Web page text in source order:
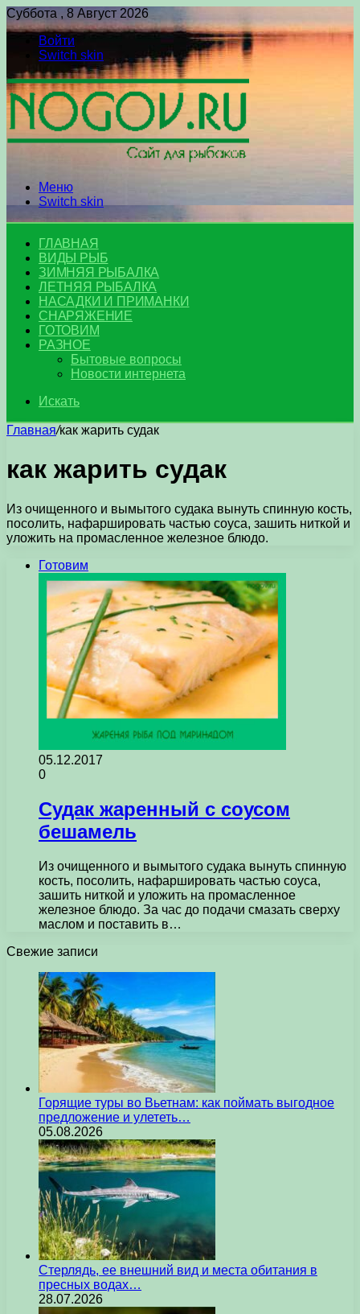
Суббота , 8 Август 2026
Войти
Switch skin
Меню
Switch skin
ГЛАВНАЯ
ВИДЫ РЫБ
ЗИМНЯЯ РЫБАЛКА
ЛЕТНЯЯ РЫБАЛКА
НАСАДКИ И ПРИМАНКИ
СНАРЯЖЕНИЕ
ГОТОВИМ
РАЗНОЕ
Бытовые вопросы
Новости интернета
Искать
Главная/как жарить судак
как жарить судак
Из очищенного и вымытого судака вынуть спинную кость,
посолить, нафаршировать частью соуса, зашить ниткой и
уложить на промасленное железное блюдо.
Готовим
05.12.2017
0
Судак жаренный с соусом
бешамель
Из очищенного и вымытого судака вынуть спинную
кость, посолить, нафаршировать частью соуса,
зашить ниткой и уложить на промасленное
железное блюдо. За час до подачи смазать сверху
маслом и поставить в…
Свежие записи
Горящие туры во Вьетнам: как поймать выгодное
предложение и улететь…
05.08.2026
Стерлядь, ее внешний вид и места обитания в
пресных водах…
28.07.2026